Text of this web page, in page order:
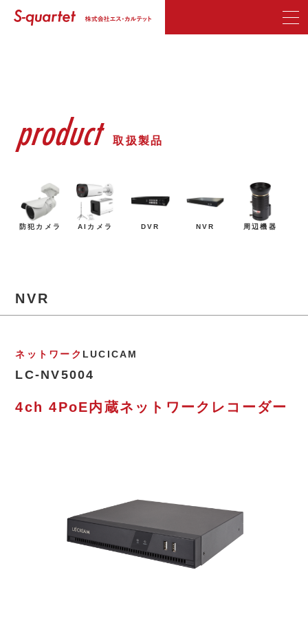
取扱製品
防犯カメラ AIカメラ DVR NVR 周辺機器
NVR
ネットワーク LUCICAM
LC-NV5004
4ch 4PoE内蔵ネットワークレコーダー